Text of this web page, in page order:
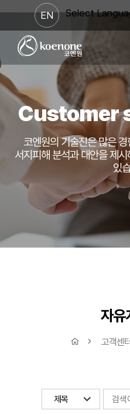
EN Select
Customer
코엔원의 기술진은 많은
서지피해 분석과 대안을 제시
있
자유
고객센터